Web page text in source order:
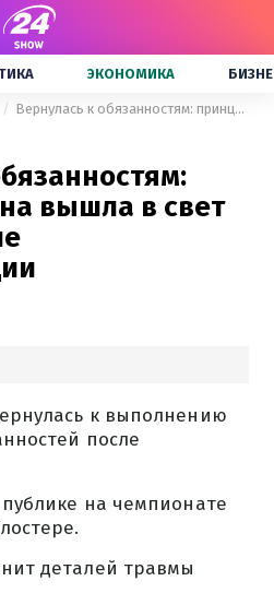
ЭКОНОМИКА
Вернулась к обязанностям: принцесса Анна вышла в свет впервые после госпитализации
вышла в свет
к выполнению
после
на чемпионате
деталей травмы